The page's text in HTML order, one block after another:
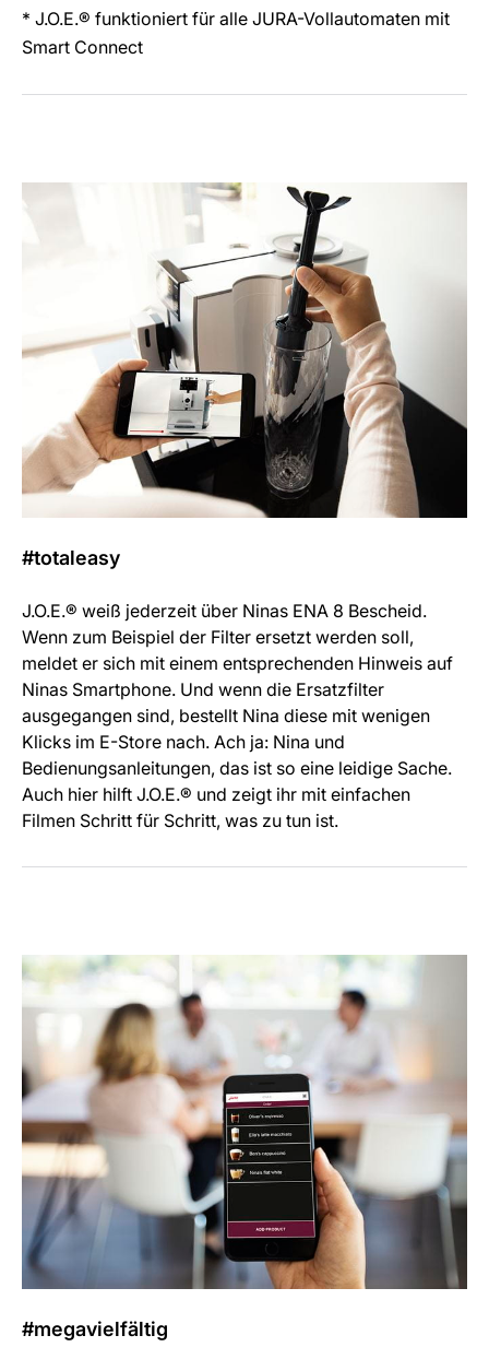
* J.O.E.® funktioniert für alle JURA-Vollautomaten mit
Smart Connect
#totaleasy
J.O.E.® weiß jederzeit über Ninas ENA 8 Bescheid.
Wenn zum Beispiel der Filter ersetzt werden soll,
meldet er sich mit einem entsprechenden Hinweis auf
Ninas Smartphone. Und wenn die Ersatzfilter
ausgegangen sind, bestellt Nina diese mit wenigen
Klicks im E-Store nach. Ach ja: Nina und
Bedienungsanleitungen, das ist so eine leidige Sache.
Auch hier hilft J.O.E.® und zeigt ihr mit einfachen
Filmen Schritt für Schritt, was zu tun ist.
#megavielfältig